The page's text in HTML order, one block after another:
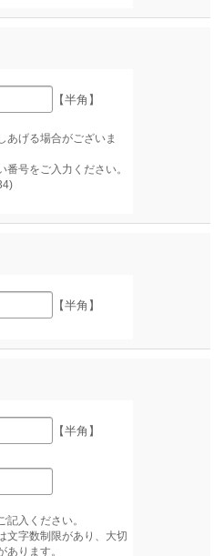
【半角】
あげる場合がございま
番号をご入力ください。
【半角】
【半角】
入ください。
文字数制限があり、大切
あります。